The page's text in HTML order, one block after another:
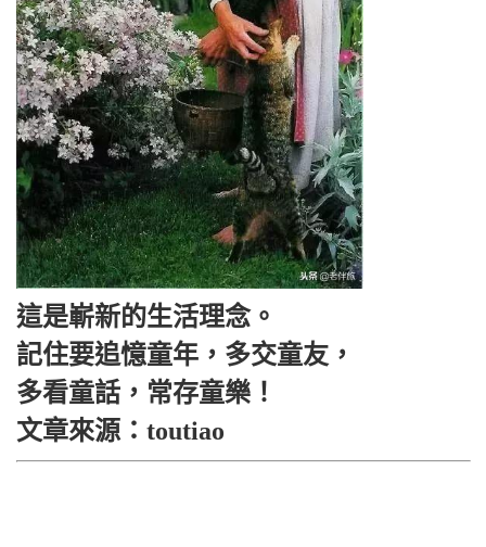
這是嶄新的生活理念。
記住要追憶童年，多交童友，
多看童話，常存童樂！
文章來源：toutiao